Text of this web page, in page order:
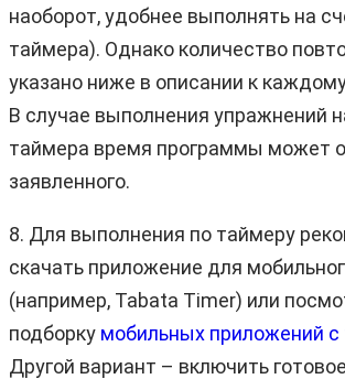
наоборот, удобнее выполнять на
таймера). Однако количество
указано ниже в описании к
В случае выполнения упражнений
таймера время программы может
заявленного.
8. Для выполнения по таймеру
скачать приложение для
(например, Tabata Timer) или
подборку мобильных приложений
Другой вариант – включить